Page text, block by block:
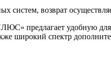
систем, возврат
удобную для Вас
широкий спектр